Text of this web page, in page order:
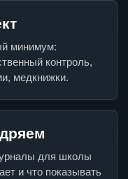
минимум:
контроль,
медкнижки.
для школы
и что показывать